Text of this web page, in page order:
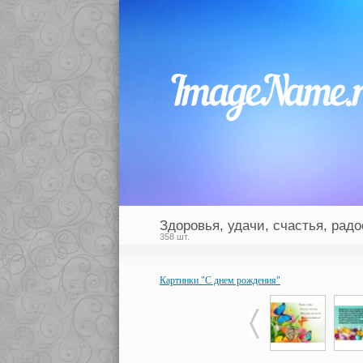
Здоровья, удачи, счастья,
358 шт.
Картинки "С днем рождения"